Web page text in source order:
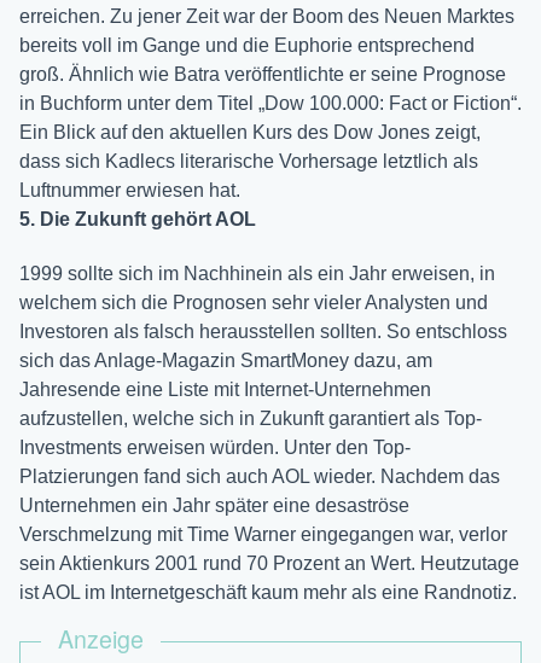
erreichen. Zu jener Zeit war der Boom des Neuen Marktes
bereits voll im Gange und die Euphorie entsprechend
groß. Ähnlich wie Batra veröffentlichte er seine Prognose
in Buchform unter dem Titel „Dow 100.000: Fact or Fiction“.
Ein Blick auf den aktuellen Kurs des Dow Jones zeigt,
dass sich Kadlecs literarische Vorhersage letztlich als
Luftnummer erwiesen hat.
5. Die Zukunft gehört AOL
1999 sollte sich im Nachhinein als ein Jahr erweisen, in
welchem sich die Prognosen sehr vieler Analysten und
Investoren als falsch herausstellen sollten. So entschloss
sich das Anlage-Magazin SmartMoney dazu, am
Jahresende eine Liste mit Internet-Unternehmen
aufzustellen, welche sich in Zukunft garantiert als Top-
Investments erweisen würden. Unter den Top-
Platzierungen fand sich auch AOL wieder. Nachdem das
Unternehmen ein Jahr später eine desaströse
Verschmelzung mit Time Warner eingegangen war, verlor
sein Aktienkurs 2001 rund 70 Prozent an Wert. Heutzutage
ist AOL im Internetgeschäft kaum mehr als eine Randnotiz.
Anzeige